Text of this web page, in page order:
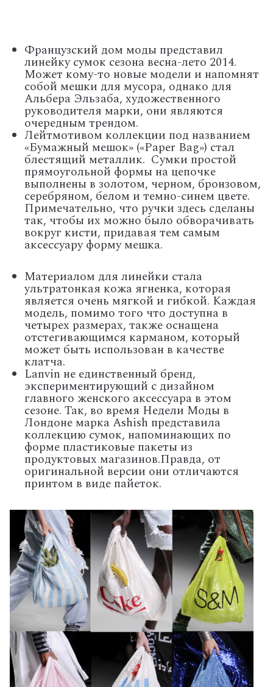
Французский дом моды представил
линейку сумок сезона весна-лето 2014.
Может кому-то новые модели и напомнят
собой мешки для мусора, однако для
Альбера Эльзаба, художественного
руководителя марки, они являются
очередным трендом.
Лейтмотивом коллекции под названием
«Бумажный мешок» («Paper Bag») стал
блестящий металлик. Сумки простой
прямоугольной формы на цепочке
выполнены в золотом, черном, бронзовом,
серебряном, белом и темно-синем цвете.
Примечательно, что ручки здесь сделаны
так, чтобы их можно было обворачивать
вокруг кисти, придавая тем самым
аксессуару форму мешка.
Материалом для линейки стала
ультратонкая кожа ягненка, которая
является очень мягкой и гибкой. Каждая
модель, помимо того что доступна в
четырех размерах, также оснащена
отстегивающимся карманом, который
может быть использован в качестве
клатча.
Lanvin не единственный бренд,
экспериментирующий с дизайном
главного женского аксессуара в этом
сезоне. Так, во время Недели Моды в
Лондоне марка Ashish представила
коллекцию сумок, напоминающих по
форме пластиковые пакеты из
продуктовых магазинов.Правда, от
оригинальной версии они отличаются
принтом в виде пайеток.